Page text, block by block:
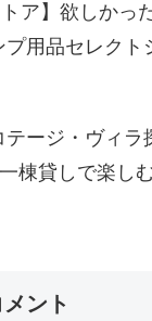
トア】欲しかっ
プ用品セレクト
ージ・ヴィラ
棟貸しで楽し
ント